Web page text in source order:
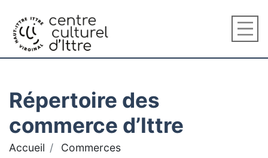
Répertoire des
commerce d’Ittre
Accueil Commerces